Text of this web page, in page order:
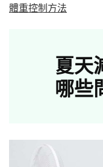
體重控制方法
夏天
哪些